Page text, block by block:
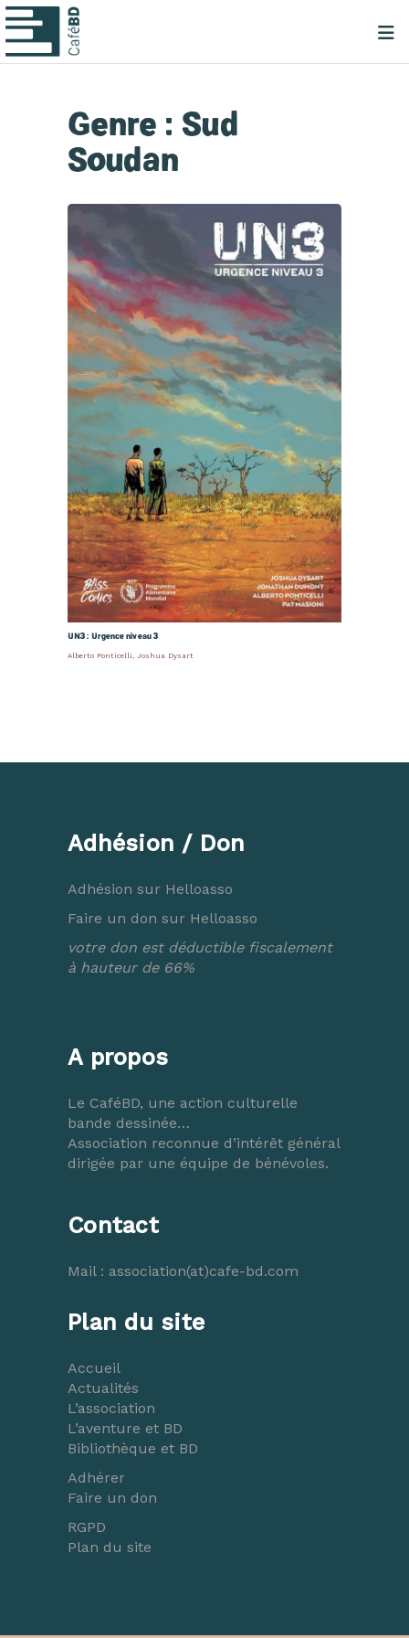
Genre : Sud
Soudan
UN3 : Urgence niveau 3
Alberto Ponticelli, Joshua Dysart
Adhésion / Don
Adhésion sur Helloasso
Faire un don sur Helloasso
votre don est déductible fiscalement
à hauteur de 66%
A propos
Le CaféBD, une action culturelle
bande dessinée…
Association reconnue d’intérêt général
dirigée par une équipe de bénévoles.
Contact
Mail : association(at)cafe-bd.com
Plan du site
Accueil
Actualités
L’association
L’aventure et BD
Bibliothèque et BD
Adhérer
Faire un don
RGPD
Plan du site